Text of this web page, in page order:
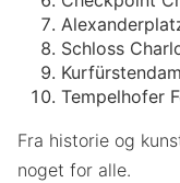
Schloss
Tempelhofer
Fra historie og
noget for alle.